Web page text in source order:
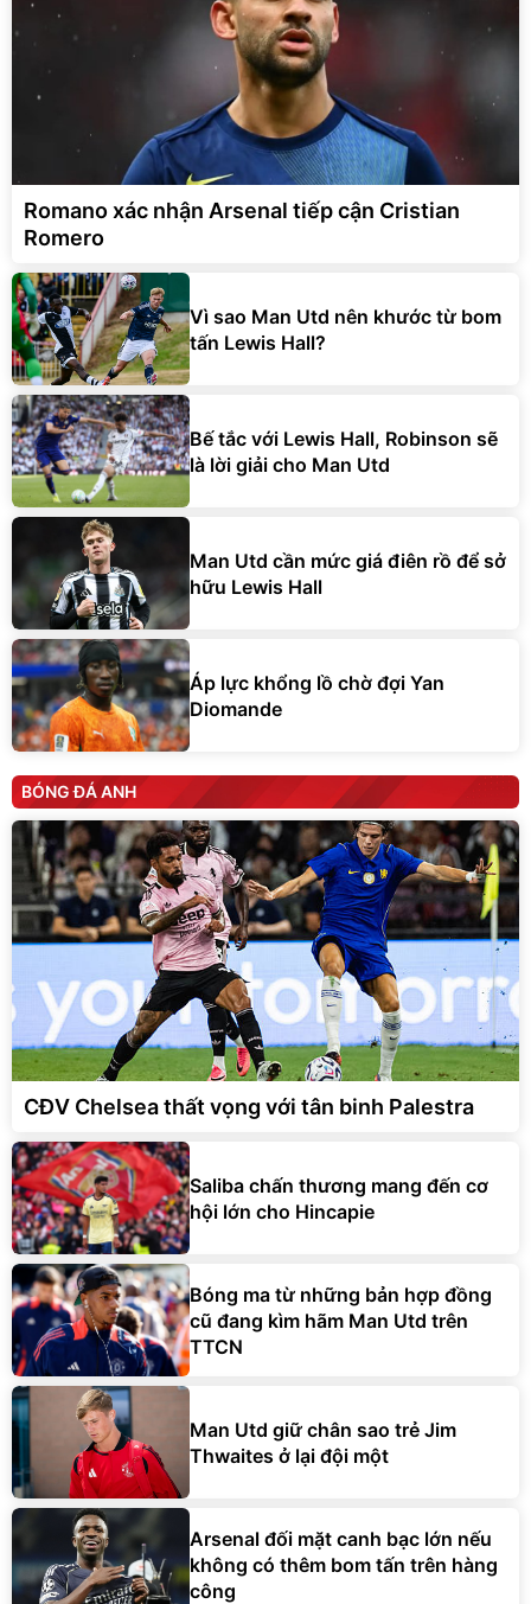
Romano xác nhận Arsenal tiếp cận Cristian
Romero
Vì sao Man Utd nên khước từ bom
tấn Lewis Hall?
Bế tắc với Lewis Hall, Robinson sẽ
là lời giải cho Man Utd
Man Utd cần mức giá điên rồ để sở
hữu Lewis Hall
Áp lực khổng lồ chờ đợi Yan
Diomande
BÓNG ĐÁ ANH
CĐV Chelsea thất vọng với tân binh Palestra
Saliba chấn thương mang đến cơ
hội lớn cho Hincapie
Bóng ma từ những bản hợp đồng
cũ đang kìm hãm Man Utd trên
TTCN
Man Utd giữ chân sao trẻ Jim
Thwaites ở lại đội một
Arsenal đối mặt canh bạc lớn nếu
không có thêm bom tấn trên hàng
công